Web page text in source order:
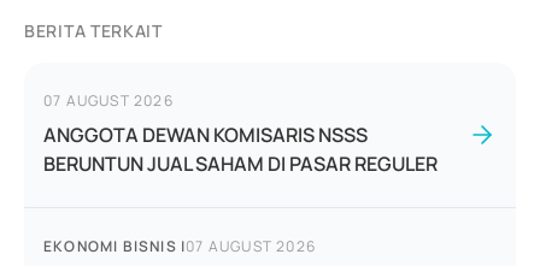
BERITA TERKAIT
07 AUGUST 2026
ANGGOTA DEWAN KOMISARIS NSSS
BERUNTUN JUAL SAHAM DI PASAR REGULER
EKONOMI BISNIS |07 AUGUST 2026